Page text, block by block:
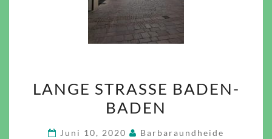
STRASSE B
ADEN-B
LANGE STRASSE BADEN-B
ADEN
Juni 10, 2020 Barbaraundheide